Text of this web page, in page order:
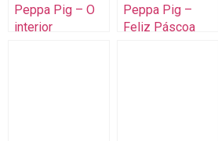
Peppa Pig – O
interior
Peppa Pig –
Feliz Páscoa